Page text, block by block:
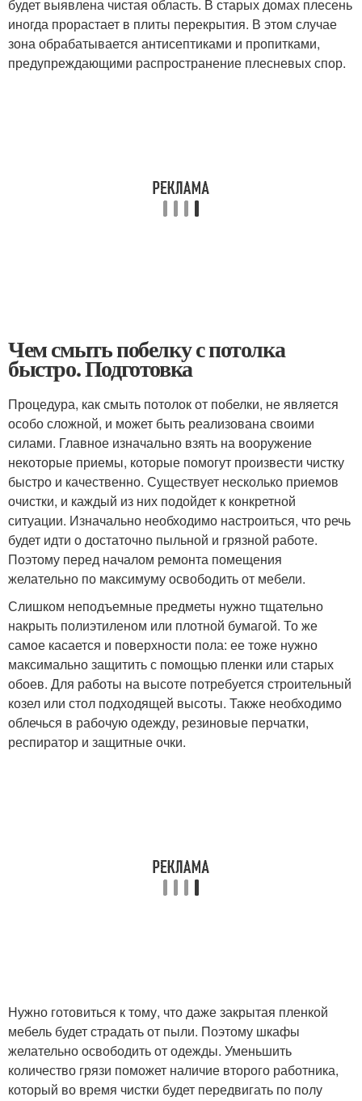
будет выявлена чистая область. В старых домах плесень
иногда прорастает в плиты перекрытия. В этом случае
зона обрабатывается антисептиками и пропитками,
предупреждающими распространение плесневых спор.
Чем смыть побелку с потолка
быстро. Подготовка
Процедура, как смыть потолок от побелки, не является
особо сложной, и может быть реализована своими
силами. Главное изначально взять на вооружение
некоторые приемы, которые помогут произвести чистку
быстро и качественно. Существует несколько приемов
очистки, и каждый из них подойдет к конкретной
ситуации. Изначально необходимо настроиться, что речь
будет идти о достаточно пыльной и грязной работе.
Поэтому перед началом ремонта помещения
желательно по максимуму освободить от мебели.
Слишком неподъемные предметы нужно тщательно
накрыть полиэтиленом или плотной бумагой. То же
самое касается и поверхности пола: ее тоже нужно
максимально защитить с помощью пленки или старых
обоев. Для работы на высоте потребуется строительный
козел или стол подходящей высоты. Также необходимо
облечься в рабочую одежду, резиновые перчатки,
респиратор и защитные очки.
Нужно готовиться к тому, что даже закрытая пленкой
мебель будет страдать от пыли. Поэтому шкафы
желательно освободить от одежды. Уменьшить
количество грязи поможет наличие второго работника,
который во время чистки будет передвигать по полу